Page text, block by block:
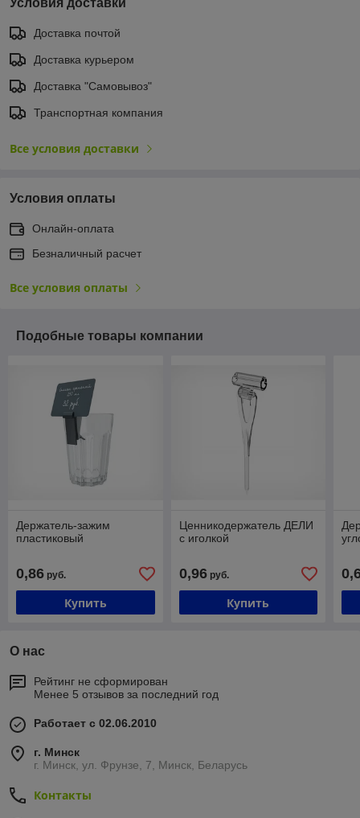
Доставка почтой
Доставка курьером
Доставка "Самовывоз"
Транспортная компания
Все условия доставки
Условия оплаты
Онлайн-оплата
Безналичный расчет
Все условия оплаты
Подобные товары компании
Держатель-зажим
пластиковый
0,86 руб.
Купить
Ценникодержатель ДЕЛИ
с иголкой
0,96руб.
Купить
О нас
Рейтинг не сформирован
Менее 5 отзывов за последний год
Работает с 02.06.2010
г. Минск
г. Минск, ул. Фрунзе, 7, Минск, Беларусь
Контакты